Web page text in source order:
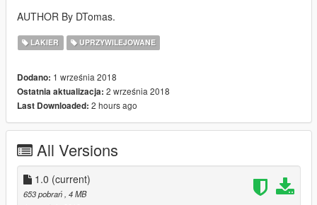
AUTHOR By DTomas.
LAKIER UPRZYWILEJOWANE
Dodano: 1 września 2018
Ostatnia aktualizacja: 2 września 2018
Last Downloaded: 2 hours ago
All Versions
1.0 (current)
653 pobrań, 4 MB